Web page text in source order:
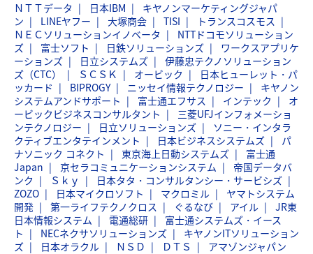
ＮＴＴデータ 日本IBM
キヤノンマーケティングジャパ
ン
LINEヤフー 大塚商会 TISI
トランスコスモス
ＮＥＣソリューションイノベータ
NTTドコモソリューション
ズ
富士ソフト 日鉄ソリューションズ
ワークスアプリケ
ーションズ
日立システムズ
伊藤忠テクノソリューション
ズ（CTC）
ＳＣＳＫ オービック
日本ヒューレット・パ
ッカード
BIPROGY ニッセイ情報テクノロジー
キヤノン
システムアンドサポート
富士通エフサス インテック
オ
ービックビジネスコンサルタント
三菱UFJインフォメーショ
ンテクノロジー
日立ソリューションズ
ソニー・インタラ
クティブエンタテインメント
日本ビジネスシステムズ
パ
ナソニック コネクト
東京海上日動システムズ
富士通
Japan
京セラコミュニケーションシステム
帝国データバ
ンク
Ｓｋｙ
日本タタ・コンサルタンシー・サービシズ
ZOZO
日本マイクロソフト マクロミル
ヤマトシステム
開発
第一ライフテクノクロス ぐるなび アイル
JR東
日本情報システム
電通総研
富士通システムズ・イース
ト
NECネクサソリューションズ
キヤノンITソリューション
ズ
日本オラクル ＮＳＤ ＤＴＳ アマゾンジャパン